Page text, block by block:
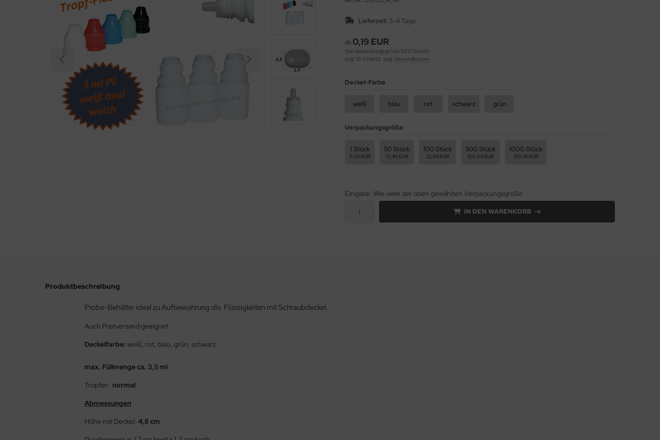
Lieferzeit: 3-4 Tage
ab 0,19 EUR
(bei Verpackungsgröße 1000 Stück)
zzgl. 19 % MwSt. zzgl. Versandkosten
Deckel-Farbe
weiß blau rot schwarz grün
Verpackungsgröße
1 Stück
0,33 EUR
50 Stück
13,45 EUR
100 Stück
22,69 EUR
500 Stück
105,04 EUR
1000 Stück
193,28 EUR
Eingabe: Wie viele der oben gewählten Verpackungsgröße
IN DEN WARENKORB
Produktbeschreibung
Probe-Behälter ideal zu Aufbewahrung div. Flüssigkeiten mit Schraubdeckel.
Auch Postversand geeignet.
Deckelfarbe: weiß, rot, blau, grün, schwarz
max. Füllmenge ca. 3,5 ml
Tropfer: normal
Abmessungen
Höhe mit Deckel: 4,8 cm